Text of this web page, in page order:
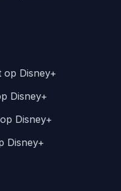
op Disney+
Disney+
Disney+
Disney+